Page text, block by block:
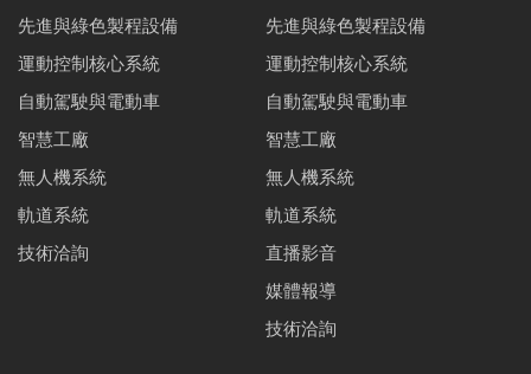
先進與綠色製程設備
運動控制核心系統
自動駕駛與電動車
智慧工廠
無人機系統
軌道系統
技術洽詢
先進與綠色製程設備
運動控制核心系統
自動駕駛與電動車
智慧工廠
無人機系統
軌道系統
直播影音
媒體報導
技術洽詢